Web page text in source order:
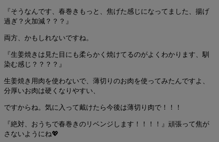
『そうなんです、春巻きもっと、焦げた感じになってました、揚げ
過ぎ？火加減？？？』
両方、かもしれないですね。
『生姜焼きは見た目にも柔らかく焼けてるのがよくわかります、馴
染む感じ？？？？』
生姜焼き用肉を使わないで、薄切りのお肉を使ってみたんですよ、
分厚いお肉は硬くなりやすい、
ですからね。気に入って戴けたら今後は薄切り肉で！！！
『絶対、おうちで春巻きのリベンジします！！！！』頑張って焦が
さないようにね💖